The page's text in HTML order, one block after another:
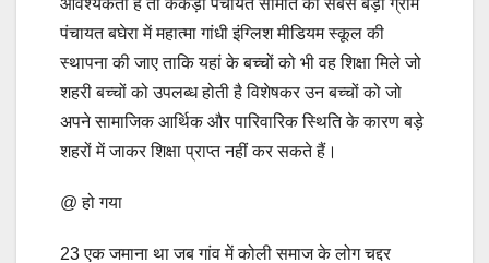
आवश्यकता है तो केकड़ी पंचायत समिति की सबसे बड़ी ग्राम
पंचायत बघेरा में महात्मा गांधी इंग्लिश मीडियम स्कूल की
स्थापना की जाए ताकि यहां के बच्चों को भी वह शिक्षा मिले जो
शहरी बच्चों को उपलब्ध होती है विशेषकर उन बच्चों को जो
अपने सामाजिक आर्थिक और पारिवारिक स्थिति के कारण बड़े
शहरों में जाकर शिक्षा प्राप्त नहीं कर सकते हैं।
@ हो गया
23 एक जमाना था जब गांव में कोली समाज के लोग चद्दर